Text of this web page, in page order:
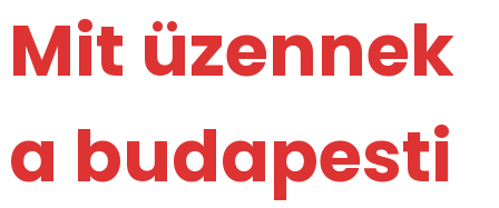
Mit üzennek
a budapesti